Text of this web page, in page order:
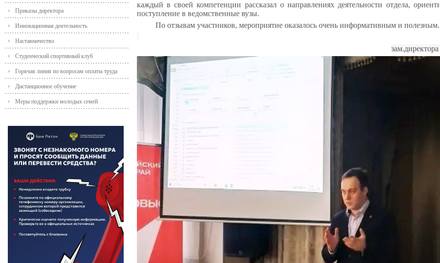
Приказы директора
Инновационная деятельность
Наставничество
Студенческий спортивный клуб
Горячая линия по вопросам оплаты труда
Дистанционное обучение
Меры поддержки молодых семей
каждый в своей компетенции рассказал о направлениях деятельности отдела,
поступление в ведомственные вузы.
По отзывам участников, мероприятие оказалось очень информативным и полезным.